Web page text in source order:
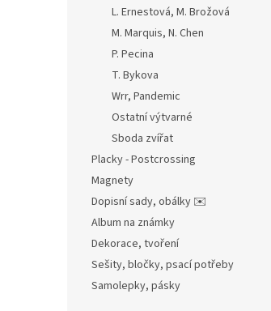
L. Ernestová, M. Brožová
M. Marquis, N. Chen
P. Pecina
T. Bykova
Wrr, Pandemic
Ostatní výtvarné
Sboda zvířat
Placky - Postcrossing
Magnety
Dopisní sady, obálky ✉️
Album na známky
Dekorace, tvoření
Sešity, bločky, psací potřeby
Samolepky, pásky